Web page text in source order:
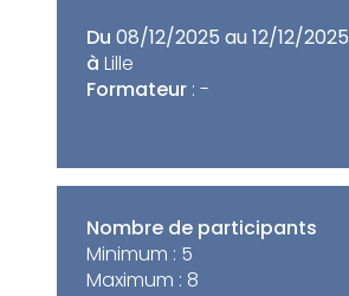
Du 08/12/2025 au 12/12/2025
à Lille
Formateur : -
Nombre de participants
Minimum : 5
Maximum : 8